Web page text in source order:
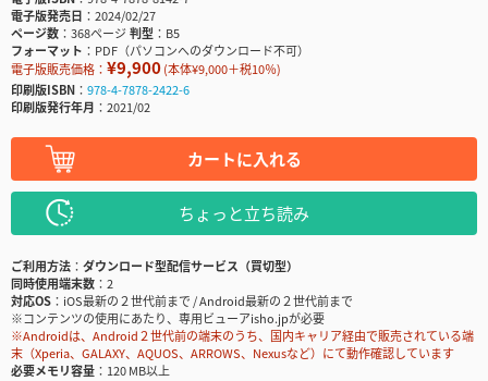
電子版発売日
2024/02/27
ページ数
368ページ判型
B5
フォーマット
PDF（パソコンへのダウンロード不可）
電子版販売価格： ¥9,900(本体¥9,000＋税10％)
印刷版ISBN
978-4-7878-2422-6
印刷版発行年月
2021/02
カートに入れる
ちょっと立ち読み
ご利用方法
ダウンロード型配信サービス（買切型）
同時使用端末数
2
対応OS
iOS最新の２世代前まで / Android最新の２世代前まで
※コンテンツの使用にあたり、専用ビューアisho.jpが必要
※Androidは、Android２世代前の端末のうち、国内キャリア経由で販売されている端
末（Xperia、GALAXY、AQUOS、ARROWS、Nexusなど）にて動作確認しています
必要メモリ容量
120 MB以上